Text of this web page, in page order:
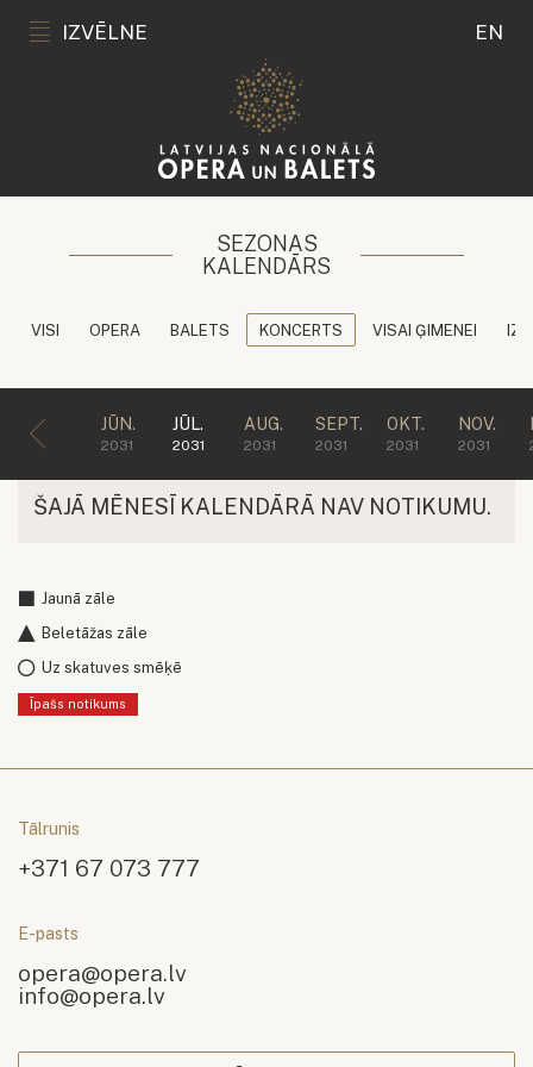
IZVĒLNE EN
SEZONAS
KALENDĀRS
VISI OPERA BALETS KONCERTS VISAI ĢIMENEI
JŪN.
2031
JŪL.
2031
AUG.
2031
SEPT.
2031
OKT.
2031
NOV.
2031
ŠAJĀ MĒNESĪ KALENDĀRĀ NAV NOTIKUMU.
Jaunā zāle
Beletāžas zāle
Uz skatuves smēķē
Īpašs notikums
Tālrunis
+371 67 073 777
E-pasts
opera@opera.lv
info@opera.lv